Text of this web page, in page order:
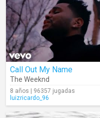
Call Out My Name
The Weeknd
8 años | 96357 jugadas
luizricardo_96